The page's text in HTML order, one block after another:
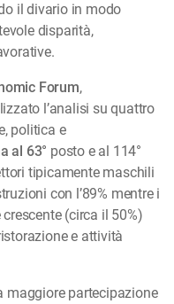
il divario in modo
disparità,
Forum,
l’analisi su quattro
politica e
al 63° posto e al 114°
tipicamente maschili
con l’89% mentre i
(circa il 50%)
e attività
maggiore partecipazione